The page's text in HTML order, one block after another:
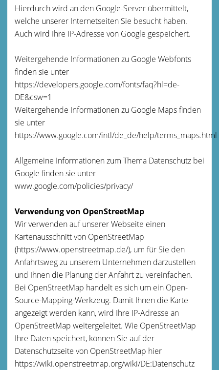
Hierdurch wird an den Google-Server übermittelt,
welche unserer Internetseiten Sie besucht haben.
Auch wird Ihre IP-Adresse von Google gespeichert.
Weitergehende Informationen zu Google Webfonts
finden sie unter
https://developers.google.com/fonts/faq?hl=de-
DE&csw=1
Weitergehende Informationen zu Google Maps finden
sie unter
https://www.google.com/intl/de_de/help/terms_maps.html
Allgemeine Informationen zum Thema Datenschutz bei
Google finden sie unter
www.google.com/policies/privacy/
Verwendung von OpenStreetMap
Wir verwenden auf unserer Webseite einen
Kartenausschnitt von OpenStreetMap
(https://www.openstreetmap.de/), um für Sie den
Anfahrtsweg zu unserem Unternehmen darzustellen
und Ihnen die Planung der Anfahrt zu vereinfachen.
Bei OpenStreetMap handelt es sich um ein Open-
Source-Mapping-Werkzeug. Damit Ihnen die Karte
angezeigt werden kann, wird Ihre IP-Adresse an
OpenStreetMap weitergeleitet. Wie OpenStreetMap
Ihre Daten speichert, können Sie auf der
Datenschutzseite von OpenStreetMap hier
https://wiki.openstreetmap.org/wiki/DE:Datenschutz